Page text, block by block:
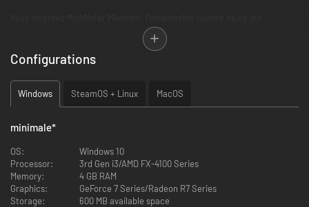
arriverait si vous combiné Rambo, Foghorn Leghorn, une bouteille de
sauce piquante, et une caisse de boissons énergisantes ensemble.
Quand l'esprit supérieur malefique Spritzel et ses acolytes enlèvent votre
laissant le chaos et la destruction le long de votre chemin. Tant que vous
progressez, vous pouvez améliorer McAliister avec différents styles et
talents de combat, un arsenal d'armes à distribuer des peines, et des
vêtements personnalisés qui booste vos attributs de stat.
Configurations
Windows SteamOS + Linux MacOS
minimale*
OS:
Windows 10
Processor:
3rd Gen i3/AMD FX-4100 Series
Memory:
4 GB RAM
Graphics:
GeForce 7 Series/Radeon R7 Series
Storage:
600 MB available space